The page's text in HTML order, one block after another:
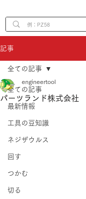
記事
全ての記事
最新情報
工具の豆知識
ネジザウルス
回す
つかむ
切る
全ての記事
パーツランド株式会社
engineertool